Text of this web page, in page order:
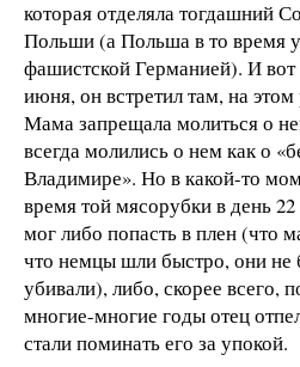
которая отделяла тогдашний
Польши (а Польша в то время
фашистской Германией). И вот
июня, он встретил там, на
Мама запрещала молиться о
всегда молились о нем как о
Владимире». Но в какой-то
время той мясорубки в день
мог либо попасть в плен (что
что немцы шли быстро, они не
убивали), либо, скорее всего,
многие-многие годы отец
стали поминать его за упокой.